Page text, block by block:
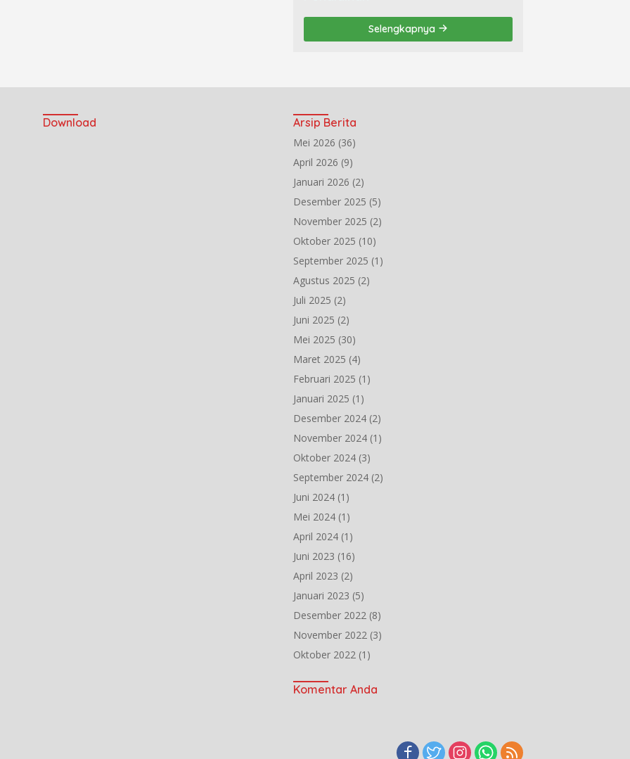
Selengkapnya
Download Arsip Berita
Mei 2026 (36)
April 2026 (9)
Januari 2026 (2)
Desember 2025 (5)
November 2025 (2)
Oktober 2025 (10)
September 2025 (1)
Agustus 2025 (2)
Juli 2025 (2)
Juni 2025 (2)
Mei 2025 (30)
Maret 2025 (4)
Februari 2025 (1)
Januari 2025 (1)
Desember 2024 (2)
November 2024 (1)
Oktober 2024 (3)
September 2024 (2)
Juni 2024 (1)
Mei 2024 (1)
April 2024 (1)
Juni 2023 (16)
April 2023 (2)
Januari 2023 (5)
Desember 2022 (8)
November 2022 (3)
Oktober 2022 (1)
Komentar Anda